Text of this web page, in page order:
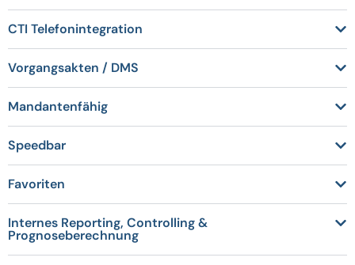
CTI Telefonintegration
Vorgangsakten / DMS
Mandantenfähig
Speedbar
Favoriten
Internes Reporting, Controlling &
Prognoseberechnung